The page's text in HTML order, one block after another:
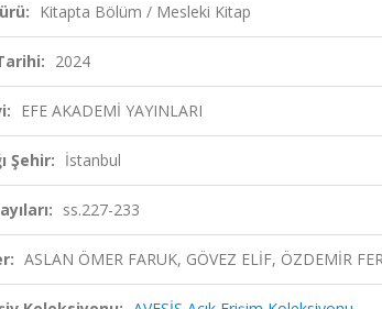
Kitapta Bölüm / Mesleki Kitap
2024
EFE AKADEMİ YAYINLARI
Şehir: İstanbul
ss.227-233
ASLAN ÖMER FARUK, GÖVEZ ELİF, ÖZDEMİR